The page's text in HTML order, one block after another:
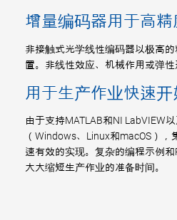
增量编码器用于高
非接触式光学线性编码器以极高
置。非线性效应、机械作用或弹性
用于生产作业快速
由于支持MATLAB和NI LabVIEW
（Windows、Linux和macOS）
速有效的实现。复杂的编程示例
大大缩短生产作业的准备时间。